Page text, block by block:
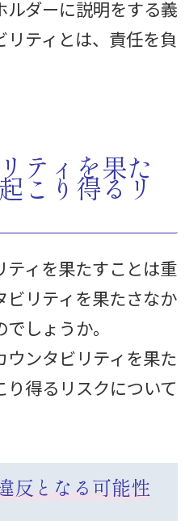
ダーに説明をする義
ティとは、責任を負
ティを果た
こり得るリ
ィを果たすことは重
リティを果たさなか
しょうか。
ウンタビリティを果た
得るリスクについて
反となる可能性